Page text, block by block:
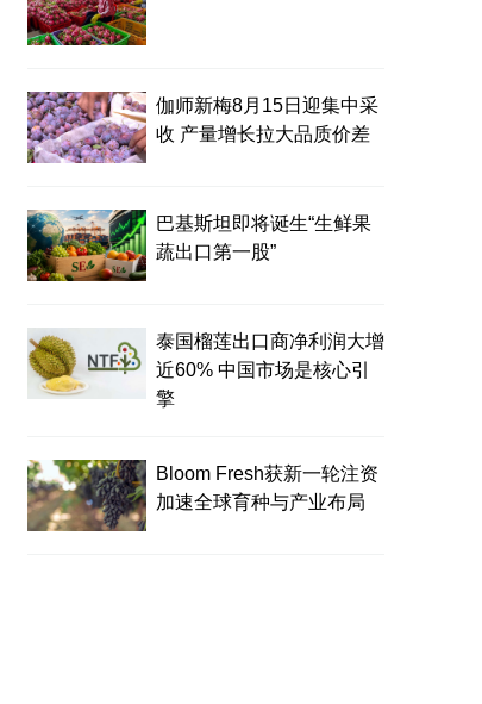
伽师新梅8月15日迎集中采
收 产量增长拉大品质价差
巴基斯坦即将诞生“生鲜果
蔬出口第一股”
泰国榴莲出口商净利润大增
近60% 中国市场是核心引
擎
Bloom Fresh获新一轮注资
加速全球育种与产业布局